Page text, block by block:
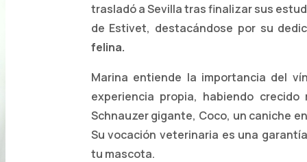
trasladó a Sevilla tras finalizar sus
de Estivet, destacándose por su
felina.
Marina entiende la importancia del
experiencia propia, habiendo
Schnauzer gigante, Coco, un caniche
Su vocación veterinaria es una
tu mascota.